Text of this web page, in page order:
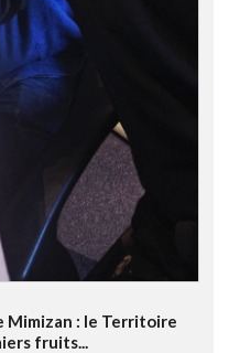
Mimizan : le Territoire
fruits...